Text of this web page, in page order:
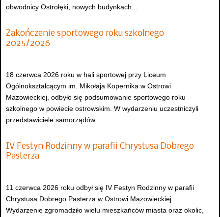
obwodnicy Ostrołęki, nowych budynkach...
Zakończenie sportowego roku szkolnego
2025/2026
18 czerwca 2026 roku w hali sportowej przy Liceum
Ogólnokształcącym im. Mikołaja Kopernika w Ostrowi
Mazowieckiej, odbyło się podsumowanie sportowego roku
szkolnego w powiecie ostrowskim. W wydarzeniu uczestniczyli
przedstawiciele samorządów...
IV Festyn Rodzinny w parafii Chrystusa Dobrego
Pasterza
11 czerwca 2026 roku odbył się IV Festyn Rodzinny w parafii
Chrystusa Dobrego Pasterza w Ostrowi Mazowieckiej.
Wydarzenie zgromadziło wielu mieszkańców miasta oraz okolic,